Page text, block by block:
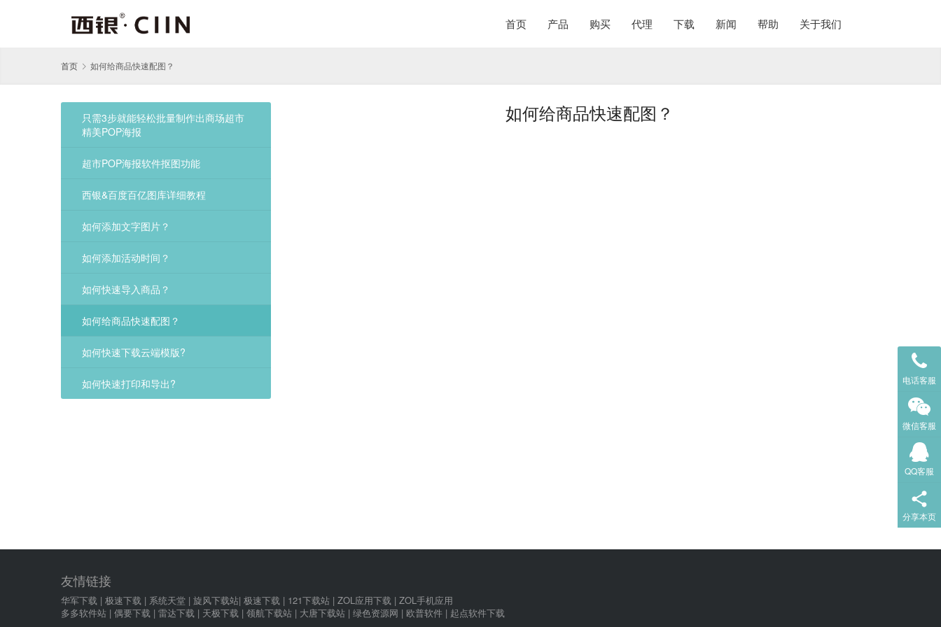
首页 产品 购买 代理 下载 新闻 帮助 关于我们
首页 如何给商品快速配图？
只需3步就能轻松批量制作出商场超市
精美POP海报
超市POP海报软件抠图功能
西银&百度百亿图库详细教程
如何添加文字图片？
如何添加活动时间？
如何快速导入商品？
如何给商品快速配图？
如何快速下载云端模版?
如何快速打印和导出?
如何给商品快速配图？
友情链接
华军下载 | 极速下载 | 系统天堂 | 旋风下载站| 极速下载 | 121下载站 | ZOL应用下载 | ZOL手机应用
多多软件站 | 偶要下载 | 雷达下载 | 天极下载 | 领航下载站 | 大唐下载站 | 绿色资源网 | 欧普软件 | 起点软件下载
电话客服
微信客服
QQ客服
分享本页